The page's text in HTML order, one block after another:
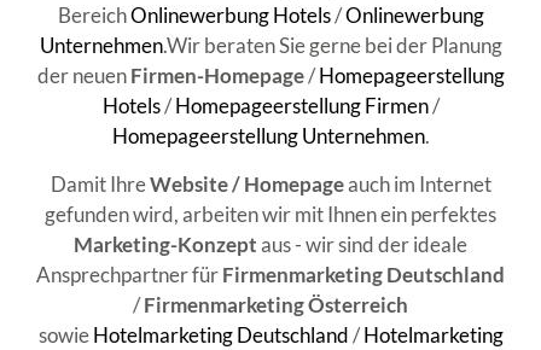
BereichOnlinewerbung Hotels/Onlinewerbung
Unternehmen.Wir beraten Sie gerne bei der Planung
der neuenFirmen-Homepage/Homepageerstellung
Hotels/Homepageerstellung Firmen/
Homepageerstellung Unternehmen.
Damit IhreWebsite / Homepageauch im Internet
gefunden wird, arbeiten wir mit Ihnen ein perfektes
Marketing-Konzeptaus - wir sind der ideale
Ansprechpartner fürFirmenmarketing Deutschland
/Firmenmarketing Österreich
sowieHotelmarketing Deutschland/Hotelmarketing